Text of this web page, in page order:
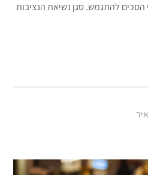
הסכים להתגמש. סגן נשיאת הנציבות